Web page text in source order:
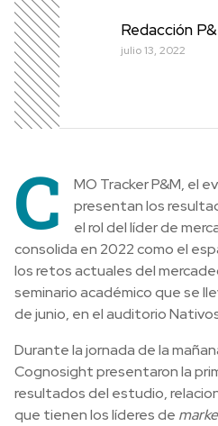
Redacción
julio 13, 2022
C
MO Tracker P&M, el
presentan los
el rol del líder de
consolida en 2022 como el
los retos actuales del
seminario académico que se
de junio, en el auditorio
Durante la jornada de la
Cognosight presentaron la
resultados del estudio,
que tienen los líderes de